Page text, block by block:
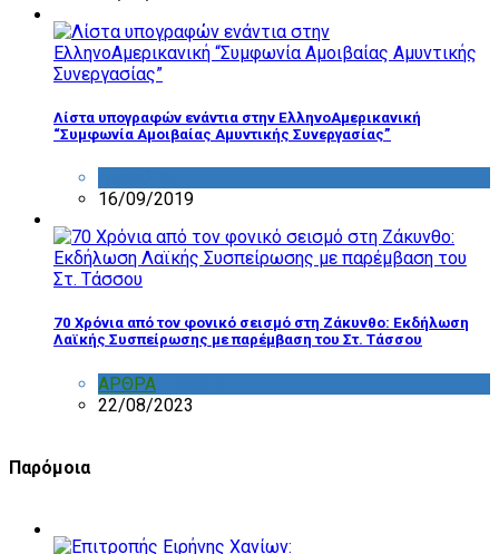
Λίστα υπογραφών ενάντια στην ΕλληνοΑμερικανική
“Συμφωνία Αμοιβαίας Αμυντικής Συνεργασίας”
16/09/2019
70 Χρόνια από τον φονικό σεισμό στη Ζάκυνθο: Εκδήλωση
Λαϊκής Συσπείρωσης με παρέμβαση του Στ. Τάσσου
ΑΡΘΡΑ
22/08/2023
Παρόμοια